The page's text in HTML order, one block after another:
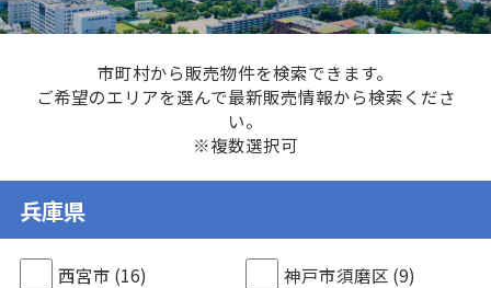
市町村から販売物件を検索できます。
ご希望のエリアを選んで最新販売情報から検索くださ
い。
※複数選択可
兵庫県
西宮市 (16) 神戸市須磨区 (9)